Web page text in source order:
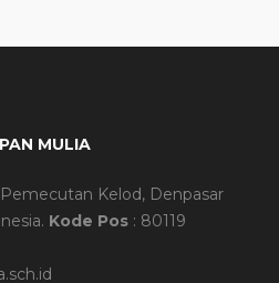
MULIA
Kelod, Denpasar
Kode Pos : 80119